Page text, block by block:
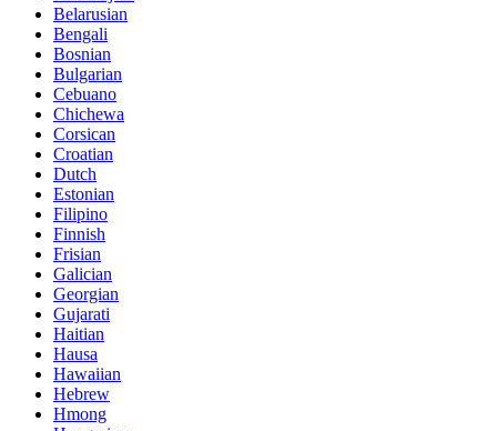
Belarusian
Bengali
Bosnian
Bulgarian
Cebuano
Chichewa
Corsican
Croatian
Dutch
Estonian
Filipino
Finnish
Frisian
Galician
Georgian
Gujarati
Haitian
Hausa
Hawaiian
Hebrew
Hmong